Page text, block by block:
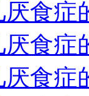
厌食症
厌食症
食症